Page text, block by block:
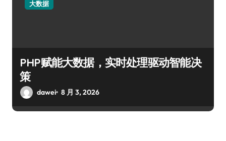
大数据
PHP赋能大数据，实时处理驱动智能决
策
dawei 8 月 3, 2026